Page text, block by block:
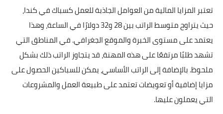
تعتبر المزايا المالية من العوامل الجاذبة للعمل كسباك في كندا،
حيث يتراوح متوسط الراتب بين 28 و32 دولارًا في الساعة، وهذا
يعتمد على مستوى الخبرة والموقع الجغرافي. في المناطق التي
تشهد طلبًا مرتفعًا على هذه المهنة، قد يتجاوز الراتب ذلك بشكل
ملحوظ. بالإضافة إلى الراتب الأساسي، يمكن للسباكين الحصول على
مزايا إضافية أو تعويضات تعتمد على طبيعة العمل والمشروعات
التي يعملون عليها.